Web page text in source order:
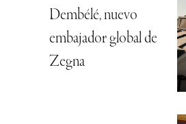
Dembélé, nuevo
embajador global de
Zegna